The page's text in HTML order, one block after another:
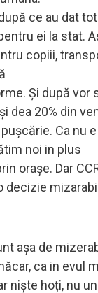
ce au dat
ei la stat.
copiii,
Și după vor
dea 20% din
Ca nu
noi in plus
orașe. Dar
așa de
ca in evul
niște hoți, nu